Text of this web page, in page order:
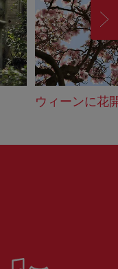
ウィーンに花
進
む